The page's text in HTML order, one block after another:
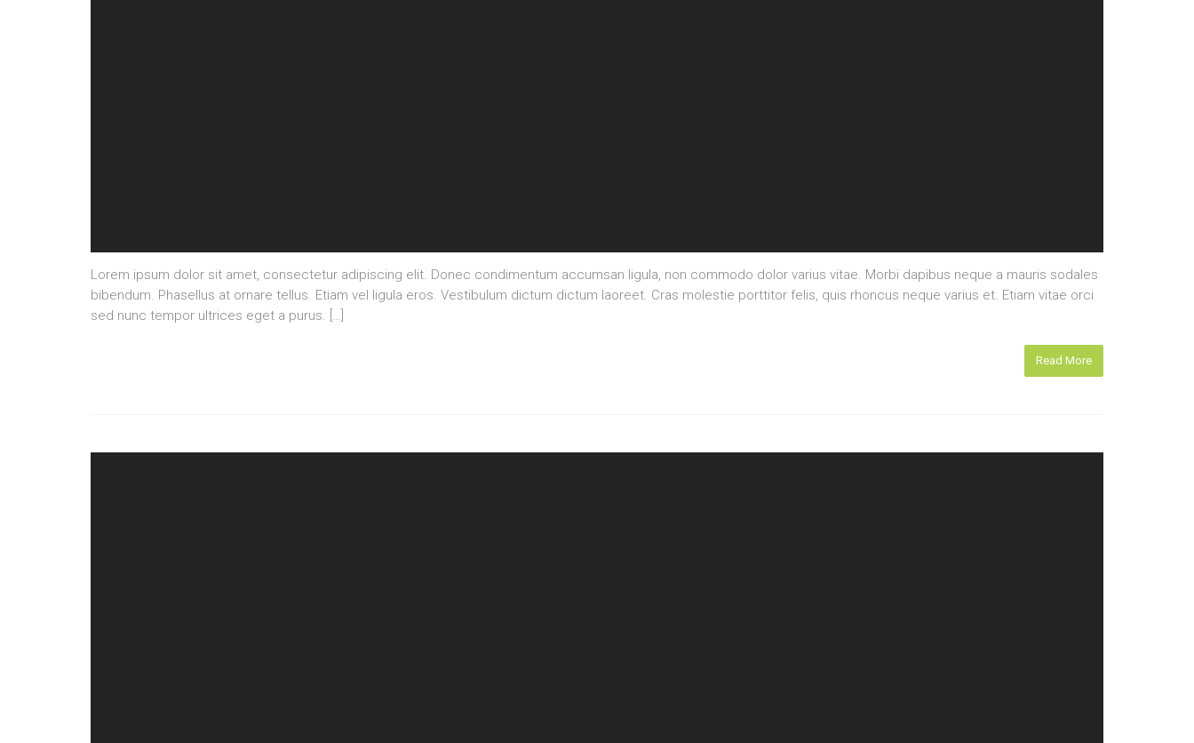
Lorem ipsum dolor sit amet, consectetur adipiscing elit. Donec condimentum accumsan ligula, non commodo dolor varius vitae. Morbi dapibus neque a mauris sodales
bibendum. Phasellus at ornare tellus. Etiam vel ligula eros. Vestibulum dictum dictum laoreet. Cras molestie porttitor felis, quis rhoncus neque varius et. Etiam vitae orci
sed nunc tempor ultrices eget a purus. […]
Read More